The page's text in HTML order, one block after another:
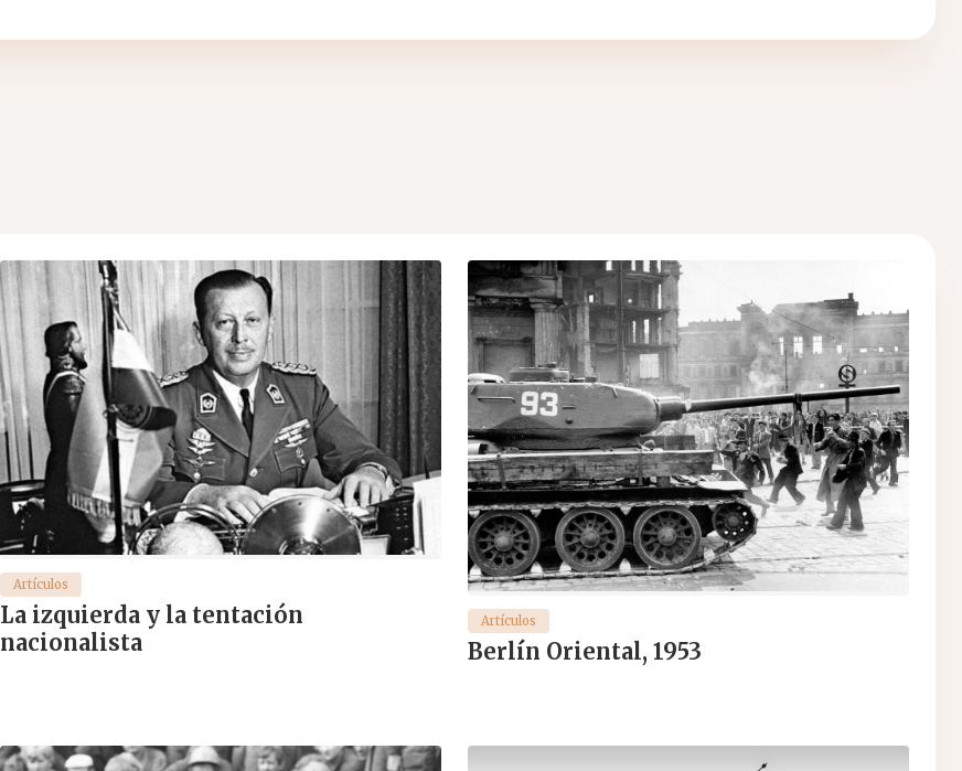
Artículos
La izquierda y la tentación
nacionalista
Artículos
Berlín Oriental, 1953